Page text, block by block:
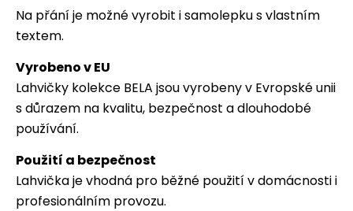
Na přání je možné vyrobit i samolepku s vlastním
textem.
Vyrobeno v EU
Lahvičky kolekce BELA jsou vyrobeny v Evropské unii
s důrazem na kvalitu, bezpečnost a dlouhodobé
používání.
Použití a bezpečnost
Lahvička je vhodná pro běžné použití v domácnosti i
profesionálním provozu.